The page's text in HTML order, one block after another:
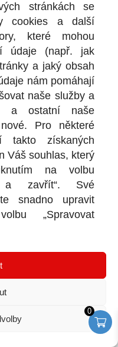
stránkách se
cookies a další
které mohou
údaje (např. jak
a jaký obsah
nám pomáhají
naše služby a
a ostatní naše
Pro některé
takto získaných
Váš souhlas, který
na volbu
a zavřít“. Své
snadno upravit
„Spravovat
0